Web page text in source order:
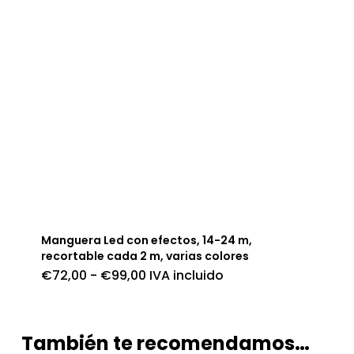
Manguera Led con efectos, 14-24 m,
recortable cada 2 m, varias colores
€72,00 - €99,00Rango
hasta
€99,00
IVA incluido
También te recomendamos…